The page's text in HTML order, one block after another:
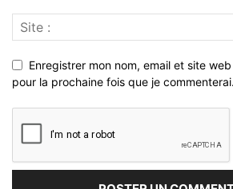
Enregistrer mon nom, email et site
pour la prochaine fois que je commenterai.